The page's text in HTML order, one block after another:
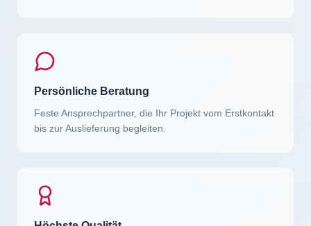
Persönliche Beratung
Feste Ansprechpartner, die Ihr Projekt vom Erstkontakt
bis zur Auslieferung begleiten.